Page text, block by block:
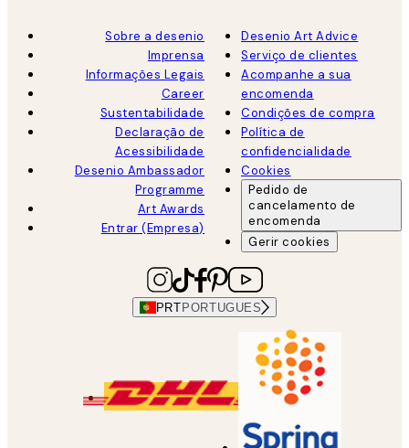
Sobre a desenio
Imprensa
Informações Legais
Career
Sustentabilidade
Declaração de
Acessibilidade
Desenio Ambassador
Programme
Art Awards
Entrar (Empresa)
Desenio Art Advice
Serviço de clientes
Acompanhe a sua
encomenda
Condições de compra
Política de
confidencialidade
Cookies
Pedido de
cancelamento de
encomenda
Gerir cookies
PRT PORTUGUES